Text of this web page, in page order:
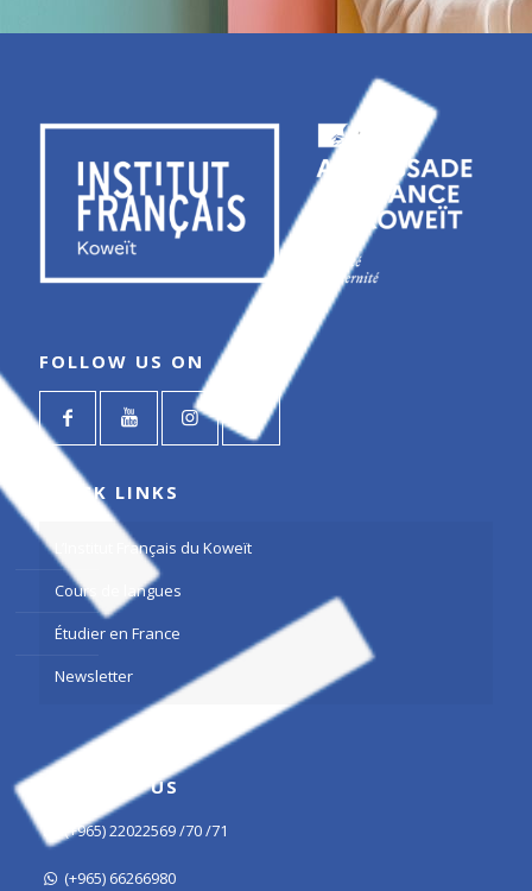
FOLLOW US ON
QUICK LINKS
L’Institut Français du Koweït
Cours de langues
Étudier en France
Newsletter
CONTACT US
(+965) 22022569 /70 /71
(+965) 66266980